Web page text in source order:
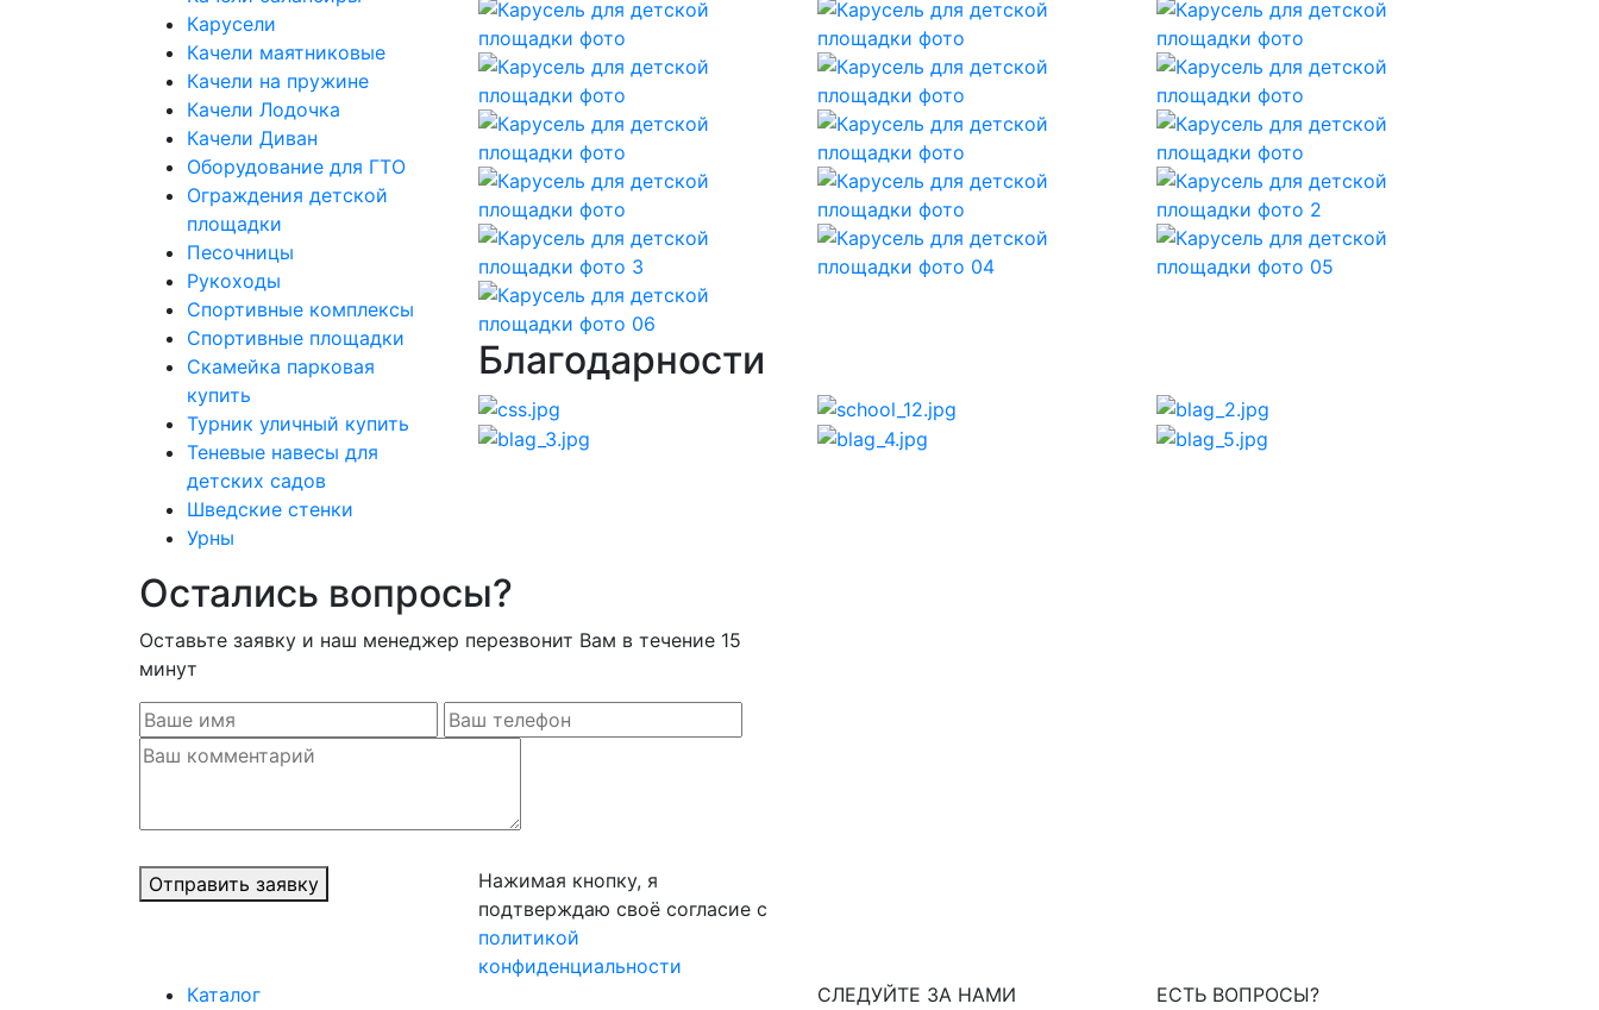
Карусели
Качели маятниковые
Качели на пружине
Качели Лодочка
Качели Диван
Оборудование для ГТО
Ограждения детской
площадки
Песочницы
Рукоходы
Спортивные комплексы
Спортивные площадки
Скамейка парковая
купить
Турник уличный купить
Теневые навесы для
детских садов
Шведские стенки
Урны
Благодарности
Остались вопросы?
Оставьте заявку и наш менеджер перезвонит Вам в течение 15
минут
Отправить заявку
Нажимая кнопку, я
подтверждаю своё согласие с
политикой
конфиденциальности
Каталог
СЛЕДУЙТЕ ЗА НАМИ
ЕСТЬ ВОПРОСЫ?